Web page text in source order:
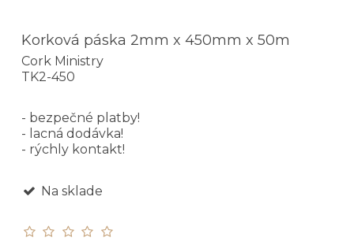
Korková páska 2mm x 450mm x 50m
Cork Ministry
TK2-450
- bezpečné platby!
- lacná dodávka!
- rýchly kontakt!
Na sklade